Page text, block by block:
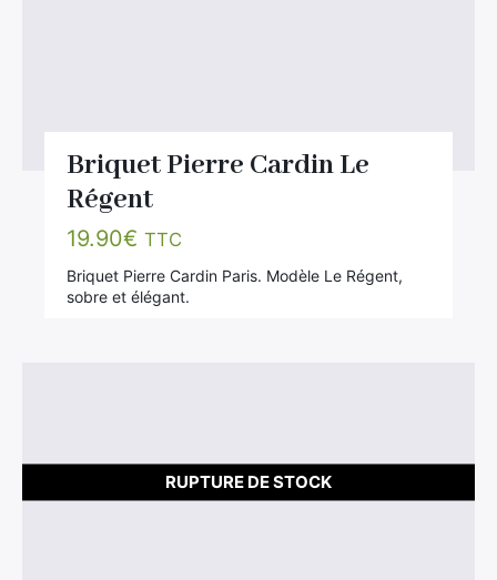
Briquet Pierre Cardin Le
Régent
19.90€ TTC
Briquet Pierre Cardin Paris. Modèle Le Régent,
sobre et élégant.
RUPTURE DE STOCK